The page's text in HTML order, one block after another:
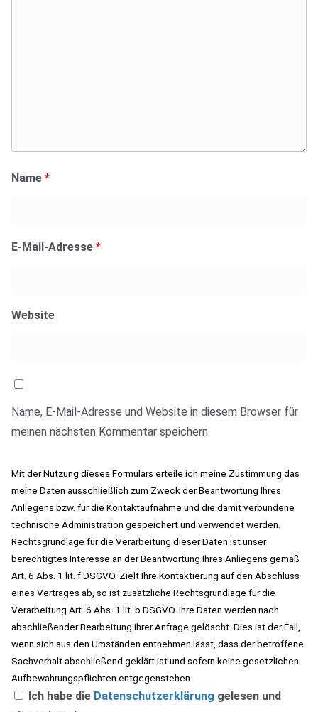
Name *
E-Mail-Adresse *
Website
Name, E-Mail-Adresse und Website in diesem Browser für
meinen nächsten Kommentar speichern.
Mit der Nutzung dieses Formulars erteile ich meine Zustimmung das
meine Daten ausschließlich zum Zweck der Beantwortung Ihres
Anliegens bzw. für die Kontaktaufnahme und die damit verbundene
technische Administration gespeichert und verwendet werden.
Rechtsgrundlage für die Verarbeitung dieser Daten ist unser
berechtigtes Interesse an der Beantwortung Ihres Anliegens gemäß
Art. 6 Abs. 1 lit. f DSGVO. Zielt Ihre Kontaktierung auf den Abschluss
eines Vertrages ab, so ist zusätzliche Rechtsgrundlage für die
Verarbeitung Art. 6 Abs. 1 lit. b DSGVO. Ihre Daten werden nach
abschließender Bearbeitung Ihrer Anfrage gelöscht. Dies ist der Fall,
wenn sich aus den Umständen entnehmen lässt, dass der betroffene
Sachverhalt abschließend geklärt ist und sofern keine gesetzlichen
Aufbewahrungspflichten entgegenstehen.
Ich habe die Datenschutzerklärung gelesen und